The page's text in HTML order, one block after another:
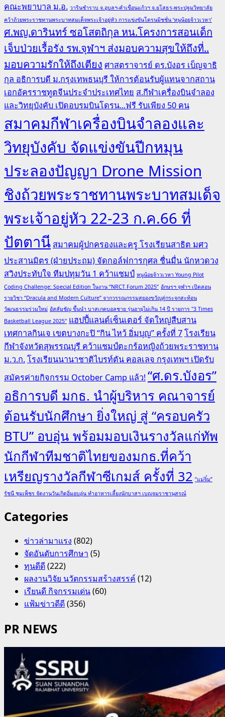
คณะพยาบาล ม.อ. วารินชำราบ จ.อุบลฯ-คำเขื่อนแก้วฯ จ.ยโสธร-พระปฐมวิทยาลัย
คว้าถ้วยพระราชทานพระบาทสมเด็จพระเจ้าอยู่หัว การแข่งขันโดรนมิชชั่น ‘หนูน้อยจ้าวเวหา’
ศ.พญ.ดารินทร์ ซอโสตถิกุล หน.โครงการสอนเด็ก
เจ็บป่วยเรื้อรัง รพ.จุฬาฯ ส่งมอบความสุขให้ถึงที่..
มอบความรักให้ถึงเตียง ศาสตราจารย์ ดร.บังอร เบ็ญจาธิ
กุล อธิการบดี ม.กรุงเทพธนบุรี ให้การต้อนรับผู้แทนจากสถาน
เอกอัครราชทูตจีนประจำประเทศไทย ส.กีฬาเครื่องบินจำลอง
และวิทยุบังคับ เปิดอบรมบินโดรน...ฟรี รับเพียง 50 คน
สมาคมกีฬาเครื่องบินจำลองและ
วิทยุบังคับ จัดแข่งขันปีกหมุน
ประลองปัญญา Drone Mission
ชิงถ้วยพระราชทานพระบาทสมเด็จ
พระเจ้าอยู่หัว 22-23 ก.ค.66 ที่
ปัตตานี สมาคมผู้ปกครองและครู โรงเรียนสาธิต มศว
ประสานมิตร (ฝ่ายประถม) จัดกอล์ฟการกุศล ชื่นมื่น นักหวดวง
สวิงประทับใจ ทีมปทุมวัน 1 คว้าแชมป์ หนูน้อยจ้าวเวหา Young Pilot
Coding Challenge: Special Edition ในงาน “NRCT Forum 2025” อักษรฯ จุฬาฯ เปิดสอน
รายวิชา “Dracula and Modern Culture” จากวรรณกรรมสยองขวัญสู่กระจกสะท้อน
วัฒนธรรมร่วมใหม่ อัสสัมชัญ ขึ้นนำ บาสเกตบอลชาย รุ่นอายุไม่เกิน 14 ปี รายการ "3 Times
Basketball League 2025" แฮปปี้แลนด์เซ็นเตอร์ จัดใหญ่สืบสาน
เทศกาลกินเจ เขตบางกะปิ “กิน ไหว้ อิ่มบุญ” ครั้งที่ 7โรงเรียน
กีฬาจังหวัดสุพรรณบุรี คว้าแชมป์ตะกร้อหญิงถ้วยพระราชทาน
ม.ว.ก.โรงเรียนนานาชาติไบรท์ตัน คอลเลจ กรุงเทพฯ เปิดรับ
สมัครค่ายกิจกรรม October Camp แล้ว!“ศ.ดร.บังอร”
อธิการบดี มกธ. นำผู้บริหาร คณาจารย์
ต้อนรับนักศึกษา ยิ่งใหญ่ สู่ “ครอบครัว
BTU” อบอุ่น พร้อมมอบเงินรางวัลแก่ทัพ
นักกีฬาทีมชาติไทยของมกธ.ที่คว้า
เหรียญรางวัลกีฬาซีเกมส์ ครั้งที่ 32 “แม่จิ๋ม”
รัชนี ชุมเพ็ชร จัดงานวันเกิดอิ่มอบอุ่น ทำอาหารเลี้ยงนักบาสฯ เบญจมราชานุสรณ์
Categories
ข่าวล่ามาแรง (802)
จัดอันดับการศึกษา (5)
ทุนดีดี(222)
ผลงานวิจัย นวัตกรรมสร้างสรรค์ (12)
เรียนดี กิจกรรมเด่น(60)
แฟ้มข่าวดีดี(356)
PR NEWS